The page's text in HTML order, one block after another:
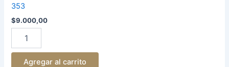
353
$9.000,00
353
Agregar al carrito